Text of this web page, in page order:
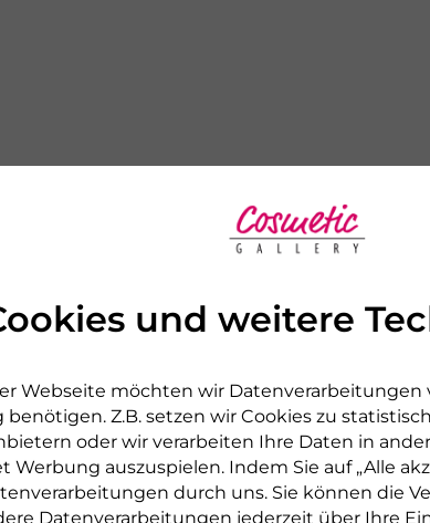
und weitere
Webseite möchten wir Datenverarbeitungen
Z.B. setzen wir Cookies zu
oder wir verarbeiten Ihre Daten in
Werbung auszuspielen. Indem Sie auf „Alle
durch uns. Sie können die
Datenverarbeitungen jederzeit über Ihre
Serie